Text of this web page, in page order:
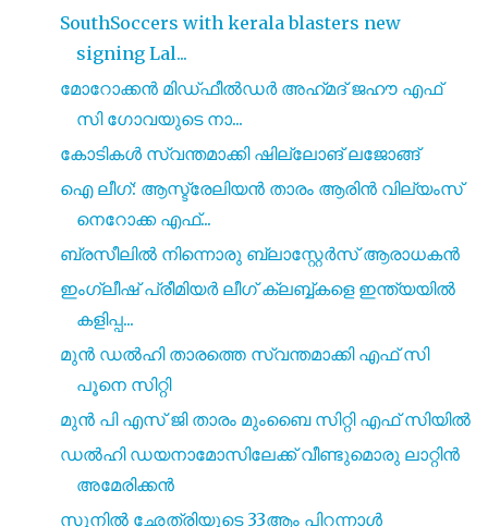
SouthSoccers with kerala blasters new
signing Lal...
മോറോക്കൻ മിഡ്‌ഫീൽഡർ അഹ്‌മദ്‌ ജഹൗ എഫ്
സി ഗോവയുടെ നാ...
കോടികൾ സ്വന്തമാക്കി ഷില്ലോങ് ലജോങ്ങ്
ഐ ലീഗ്: ആസ്ട്രേലിയൻ താരം ആരിൻ വില്യംസ്
നെറോക്ക എഫ്...
ബ്രസീലിൽ നിന്നൊരു ബ്ലാസ്റ്റേർസ് ആരാധകൻ
ഇംഗ്ലീഷ് പ്രീമിയർ ലീഗ് ക്ലബ്ബ്കളെ ഇന്ത്യയിൽ
കളിപ്പ...
മുൻ ഡൽഹി താരത്തെ സ്വന്തമാക്കി എഫ് സി
പൂനെ സിറ്റി
മുൻ പി എസ് ജി താരം മുംബൈ സിറ്റി എഫ് സിയിൽ
ഡൽഹി ഡയനാമോസിലേക്ക് വീണ്ടുമൊരു ലാറ്റിൻ
അമേരിക്കൻ
സുനിൽ ഛേത്രിയുടെ 33ആം പിറന്നാൾ